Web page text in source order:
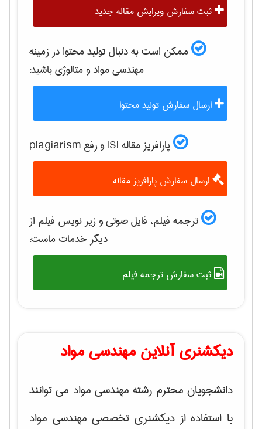
ثبت سفارش ویرایش مقاله جدید
ممکن است به دنبال تولید محتوا در زمینه
مهندسی مواد و متالوژیباشید:
ارسال سفارش تولید محتوا
پارافریز مقاله ISI و رفع plagiarism
ارسال سفارش پارافریز مقاله
ترجمه فیلم، فایل صوتی و زیر نویس فیلم از
دیگر خدمات ماست:
ثبت سفارش ترجمه فیلم
دیکشنری آنلاین مهندسی مواد
دانشجویان محترم رشته مهندسی مواد می توانند
با استفاده از دیکشنری تخصصی مهندسی مواد